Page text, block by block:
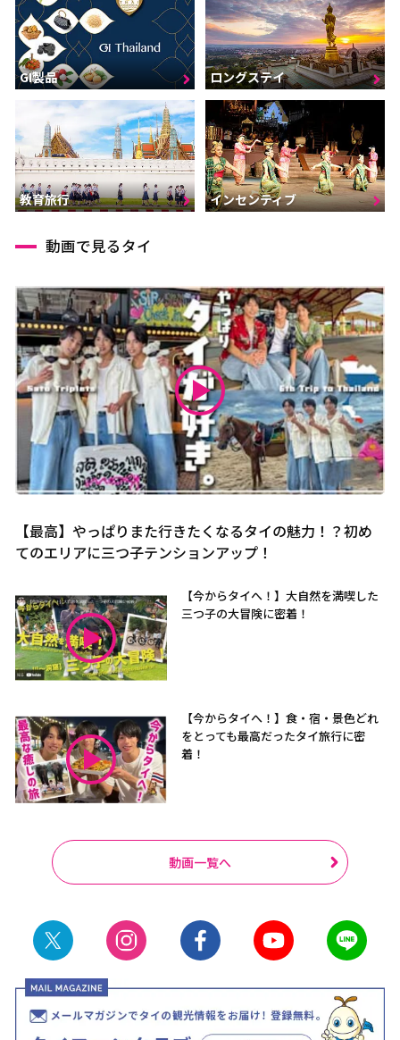
GI製品 ロングステイ
教育旅行 インセンティブ
動画で見るタイ
【最高】やっぱりまた行きたくなるタイの魅力！？初め
てのエリアに三つ子テンションアップ！
【今からタイへ！】大自然を満喫した
三つ子の大冒険に密着！
【今からタイへ！】食・宿・景色どれ
をとっても最高だったタイ旅行に密
着！
動画一覧へ